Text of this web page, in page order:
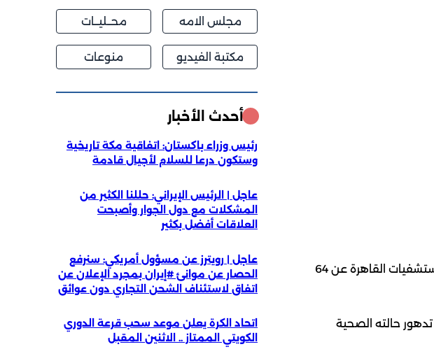
أعلن في العاصمة المصرية القاهرة الجمعة عن وفاة الموسيقار المعروف عمار الشريعي بأحد مستشفيات القاهرة عن 64
حالته الصحية
مجلس الامه محــليــات
مكتبة الفيديو منوعات
أحدث الأخبار
رئيس وزراء باكستان: اتفاقية مكة تاريخية
وستكون درعا للسلام لأجيال قادمة
عاجل | الرئيس الإيراني: حللنا الكثير من
المشكلات مع دول الجوار وأصبحت
العلاقات أفضل بكثير
عاجل | رويترز عن مسؤول أمريكي: سنرفع
الحصار عن موانئ #إيران بمجرد الإعلان عن
اتفاق لاستئناف الشحن التجاري دون عوائق
اتحاد الكرة يعلن موعد سحب قرعة الدوري
الكويتي الممتاز .. الاثنين المقبل